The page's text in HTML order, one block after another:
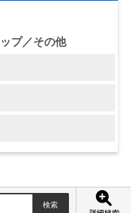
プ／その他